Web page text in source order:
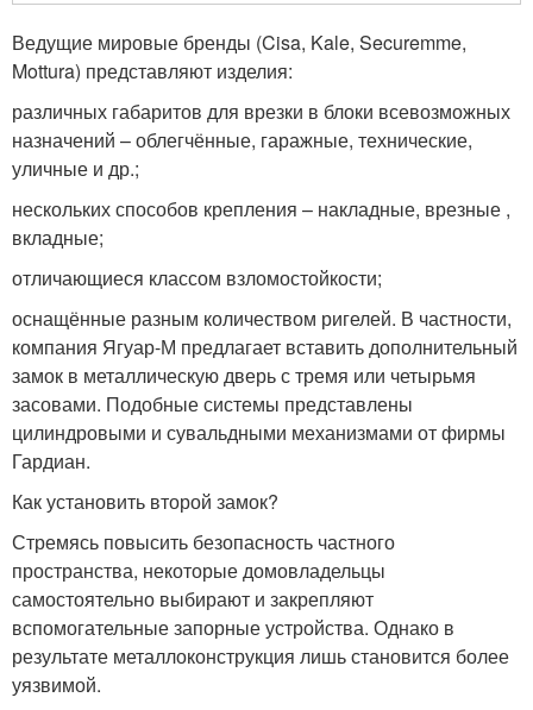
Ведущие мировые бренды (Cisa, Kale, Securemme,
Mottura) представляют изделия:
различных габаритов для врезки в блоки всевозможных
назначений – облегчённые, гаражные, технические,
уличные и др.;
нескольких способов крепления – накладные, врезные ,
вкладные;
отличающиеся классом взломостойкости;
оснащённые разным количеством ригелей. В частности,
компания Ягуар-М предлагает вставить дополнительный
замок в металлическую дверь с тремя или четырьмя
засовами. Подобные системы представлены
цилиндровыми и сувальдными механизмами от фирмы
Гардиан.
Как установить второй замок?
Стремясь повысить безопасность частного
пространства, некоторые домовладельцы
самостоятельно выбирают и закрепляют
вспомогательные запорные устройства. Однако в
результате металлоконструкция лишь становится более
уязвимой.